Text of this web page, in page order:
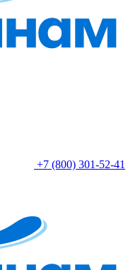
+7 (800) 301-52-41